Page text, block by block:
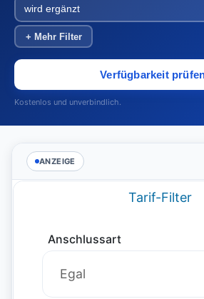
+ Mehr Filter
Verfügbarkeit
Kostenlos und unverbindlich.
ANZEIGE